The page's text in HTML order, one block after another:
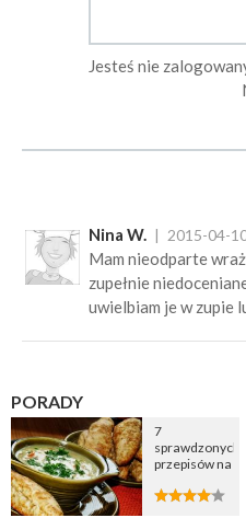
Jesteś nie
Nina W. 2015-04-
Mam nieodparte
zupełnie
uwielbiam je w zupie
PORADY
7
sprawdzonych
przepisów na
cebulową